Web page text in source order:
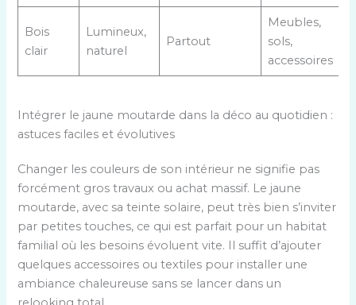
Bois
clair
Lumineux,
naturel
Partout
Meubles,
sols,
accessoires
Intégrer le jaune moutarde dans la déco au quotidien :
astuces faciles et évolutives
Changer les couleurs de son intérieur ne signifie pas
forcément gros travaux ou achat massif. Le jaune
moutarde, avec sa teinte solaire, peut très bien s’inviter
par petites touches, ce qui est parfait pour un habitat
familial où les besoins évoluent vite. Il suffit d’ajouter
quelques accessoires ou textiles pour installer une
ambiance chaleureuse sans se lancer dans un